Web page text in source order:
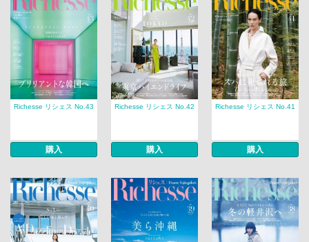
Richesse リシェス No.43
購入
Richesse リシェス No.42
購入
Richesse リシェス No.41
購入